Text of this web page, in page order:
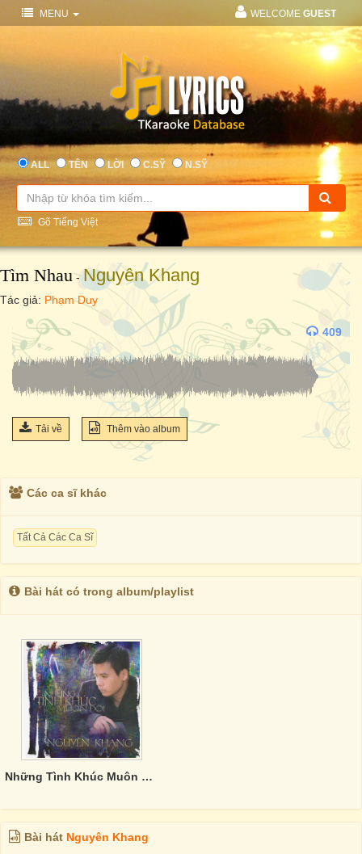
MENU WELCOME GUEST
ALL TÊN LỜI C.SỸ N.SỸ
Gõ Tiếng Việt
Tìm Nhau-Nguyên Khang
Tác giả: Phạm Duy
409
Tải về Thêm vào album
Các ca sĩ khác
Tất Cả Các Ca Sĩ
Bài hát có trong album/playlist
Những Tình Khúc Muôn Đời
Bài hát Nguyên Khang